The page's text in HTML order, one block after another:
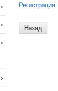
Регистрация
Назад